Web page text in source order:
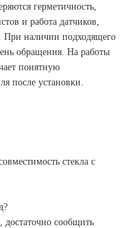
герметичность,
и работа датчиков,
При наличии подходящего
обращения. На работы
понятную
после установки.
стекла с
сообщить